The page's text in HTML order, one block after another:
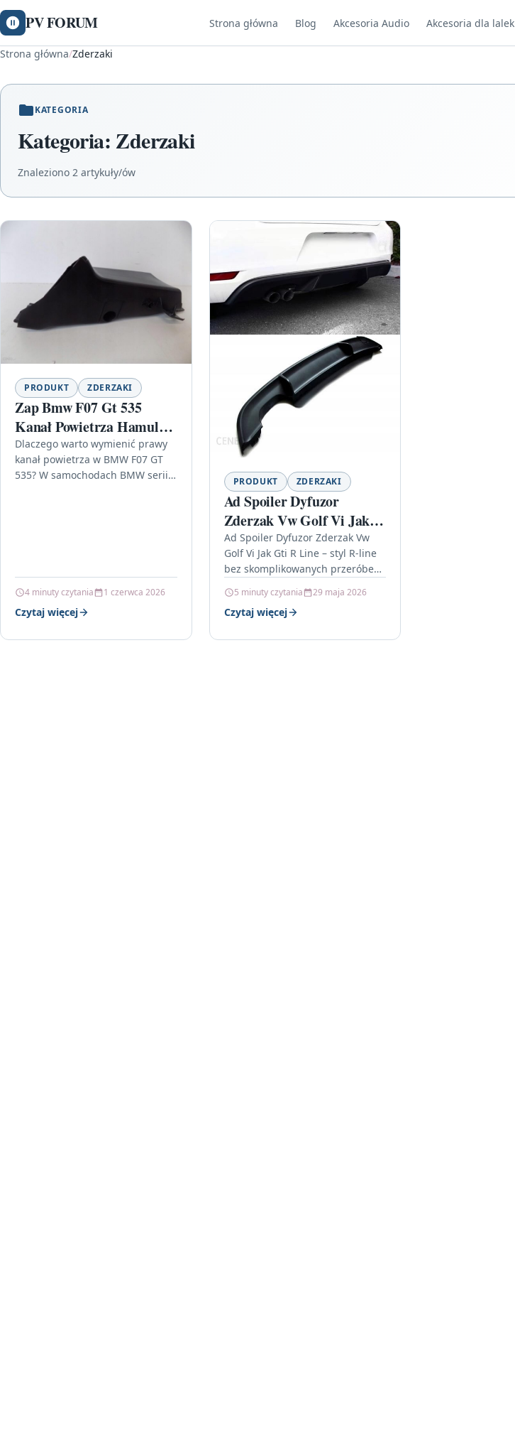
PV FORUM Strona główna Blog Akcesoria Audio Akcesoria dla lalek
Strona główna/Zderzaki
KATEGORIA
Kategoria: Zderzaki
Znaleziono 2 artykuły/ów
PRODUKT ZDERZAKI
Zap Bmw F07 Gt 535
Kanał Powietrza Hamulca
Prawy 3951
Dlaczego warto wymienić prawy
kanał powietrza w BMW F07 GT
535? W samochodach BMW serii
4 minuty czytania 1 czerwca 2026
Czytaj więcej
PRODUKT ZDERZAKI
Ad Spoiler Dyfuzor
Zderzak Vw Golf Vi Jak
Gti R Line
Ad Spoiler Dyfuzor Zderzak Vw
Golf Vi Jak Gti R Line – styl R-line
bez skomplikowanych przeróbek
Golf VI…
5 minuty czytania 29 maja 2026
Czytaj więcej